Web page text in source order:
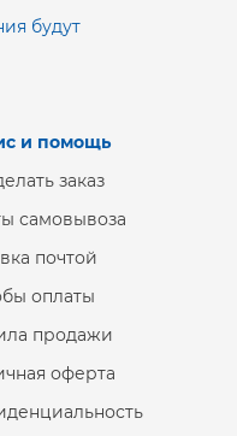
будут
и помощь
заказ
самовывоза
почтой
оплаты
продажи
оферта